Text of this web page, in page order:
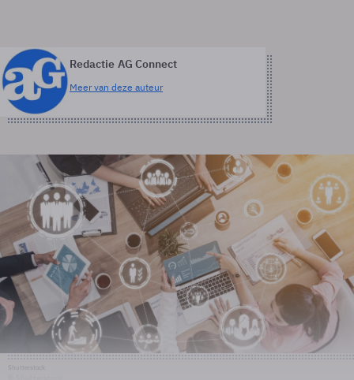
Redactie AG Connect
Meer van deze auteur